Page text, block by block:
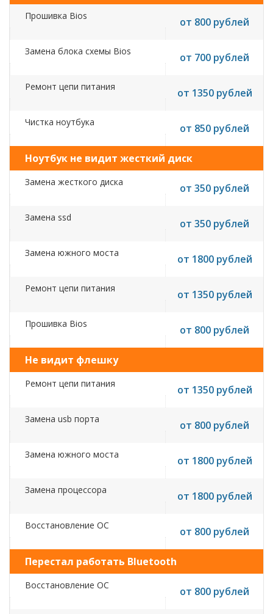
Прошивка Bios от 800 рублей
Замена блока схемы Bios от 700 рублей
Ремонт цепи питания от 1350 рублей
Чистка ноутбука от 850 рублей
Ноутбук не видит жесткий диск
Замена жесткого диска от 350 рублей
Замена ssd от 350 рублей
Замена южного моста от 1800 рублей
Ремонт цепи питания от 1350 рублей
Прошивка Bios от 800 рублей
Не видит флешку
Ремонт цепи питания от 1350 рублей
Замена usb порта от 800 рублей
Замена южного моста от 1800 рублей
Замена процессора от 1800 рублей
Восстановление ОС от 800 рублей
Перестал работать Bluetooth
Восстановление ОС от 800 рублей